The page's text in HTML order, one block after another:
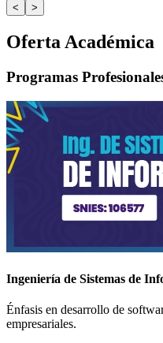
< >
Oferta Académica
Programas
Ingeniería de Sistemas de
Énfasis en desarrollo de
empresariales.